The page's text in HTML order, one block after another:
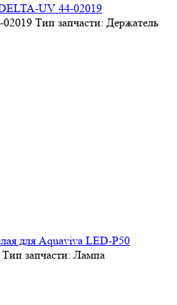
UV 44-02019
Тип запчасти: Держатель
для Aquaviva LED-P50
Тип запчасти: Лампа